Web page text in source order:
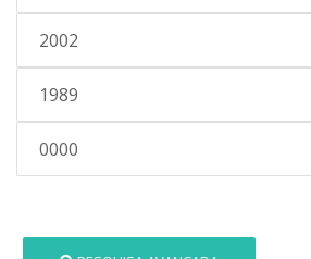
2002
1989
0000